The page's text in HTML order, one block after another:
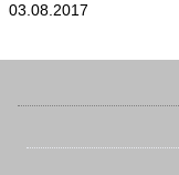
03.08.2017